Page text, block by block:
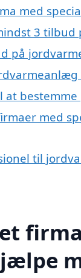
med
3 tilbud
på
at
med
til